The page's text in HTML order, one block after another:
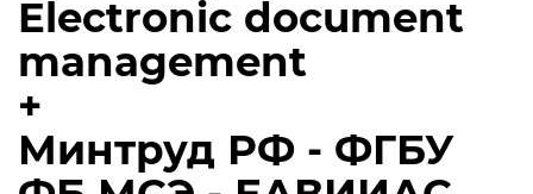
Electronic document
management
+
Минтруд РФ - ФГБУ